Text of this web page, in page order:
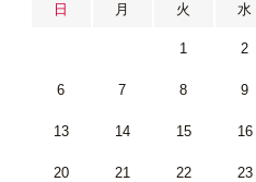
日 月 火 水
1 2
6 7 8 9
13 14 15 16
20 21 22 23